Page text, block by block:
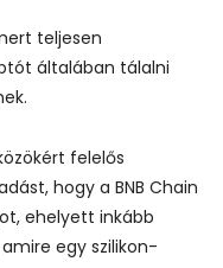
teljesen
általában tálalni
felelős
hogy a BNB Chain
ehelyett inkább
egy szilikon-